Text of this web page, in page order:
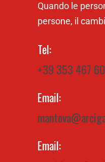
Quando le
persone, il
Tel:
+39 353 467
Email:
Email: